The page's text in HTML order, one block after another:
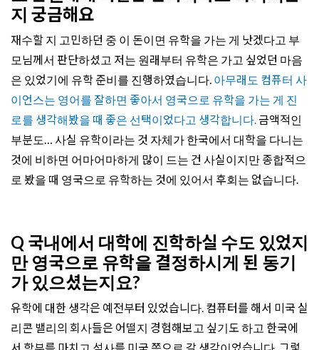
지 궁금해요
재수할 지 고민하던 중 이 돈이면 유학을 가는 게 낫겠다고 부
모님께서 판단하셨고 저는 원래부터 유학은 가고 싶었던 마음
은 있었기에 유학 준비를 진행하였습니다. 아무래도 컴퓨터 사
이언스는 영어를 잘하면 좋아서 영국으로 유학을 가는 게 진
로를 생각해봤을 때 좋은 선택이었다고 생각합니다.금액적인
부분도… 사실 유학이라는 것 자체가 한국에서 대학을 다니는
것에 비하면 어마어마하게 많이 드는 건 사실이지만 종합적으
로 봤을 때 영국으로 유학하는 것에 있어서 후회는 없습니다.
Q 국내에서 대학에 진학하실 수도 있었지
만 영국으로 유학을 결정하시게 된 동기
가 있으셨는지요?
유학에 대한 생각은 예전부터 있었습니다. 컴퓨터를 해서 미국 실
리콘 밸리의 회사들은 어떨지 경험해보고 싶기도 하고 한국에